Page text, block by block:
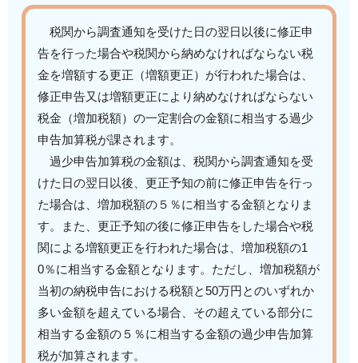
税関から調査通知を受けた日の翌日以後に修正申
告を行った場合や税関から納めなければならない税
金を増額する更正（増額更正）が行われた場合は、
修正申告又は増額更正により納めなければならない
税金（増加税額）の一定割合の金額に相当する過少
申告加算税が課されます。
過少申告加算税の金額は、税関から調査通知を受
けた日の翌日以後、更正予知の前に修正申告を行っ
た場合は、増加税額の５％に相当する金額となりま
す。また、更正予知の後に修正申告をした場合や税
関による増額更正を行われた場合は、増加税額の1
0％に相当する金額となります。ただし、増加税額が
当初の納税申告における税額と50万円とのいずれか
多い金額を超えている場合、その超えている部分に
相当する金額の５％に相当する金額の過少申告加算
税が加算されます。